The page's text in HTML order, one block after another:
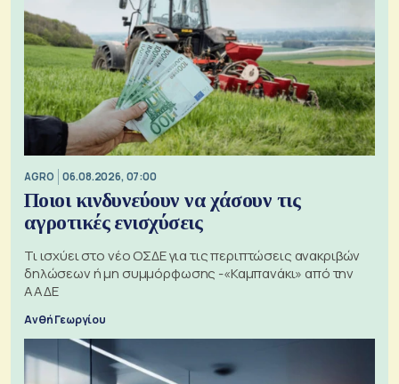
AGRO 06.08.2026, 07:00
Ποιοι κινδυνεύουν να χάσουν τις
αγροτικές ενισχύσεις
Τι ισχύει στο νέο ΟΣΔΕ για τις περιπτώσεις ανακριβών
δηλώσεων ή μη συμμόρφωσης -«Καμπανάκι» από την
ΑΑΔΕ
Ανθή Γεωργίου